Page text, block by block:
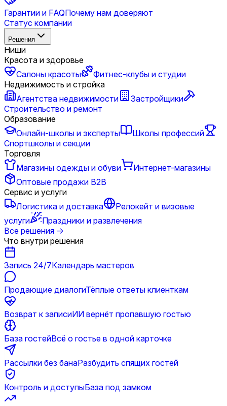
Гарантии и FAQПочему нам доверяют
Статус компании
Решения
Ниши
Красота и здоровье
Салоны красоты
Фитнес-клубы и студии
Недвижимость и стройка
Агентства недвижимости
Застройщики
Строительство и ремонт
Образование
Онлайн-школы и эксперты
Школы профессий
Спортшколы и секции
Торговля
Магазины одежды и обуви
Интернет-магазины
Оптовые продажи B2B
Сервис и услуги
Логистика и доставка
Релокейт и визовые
услуги
Праздники и развлечения
Все решения →
Что внутри решения
Запись 24/7Календарь мастеров
Продающие диалогиТёплые ответы клиенткам
Возврат к записиИИ вернёт пропавшую гостью
База гостейВсё о гостье в одной карточке
Рассылки без банаРазбудить спящих гостей
Контроль и доступыБаза под замком